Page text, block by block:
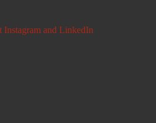
and LinkedIn